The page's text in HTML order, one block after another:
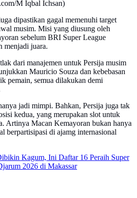
M Iqbal Ichsan)
dipastikan gagal memenuhi target
musim. Misi yang diusung oleh
sebelum BRI Super League
menjadi juara.
dari manajemen untuk Persija musim
Mauricio Souza dan kebebasan
pemain, semua dilakukan demi
jadi mimpi. Bahkan, Persija juga tak
kedua, yang merupakan slot untuk
Artinya Macan Kemayoran bukan hanya
berpartisipasi di ajamg internasional
Kagum, Ini Daftar 16 Peraih Super
2026 di Makassar